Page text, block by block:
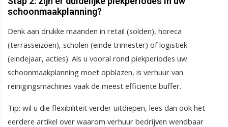
schoonmaakplanning?
Denk aan drukke maanden in retail (solden), horeca
(terrasseizoen), scholen (einde trimester) of logistiek
(eindejaar, acties). Als u vooral rond piekperiodes uw
schoonmaakplanning moet opblazen, is verhuur van
reinigingsmachines vaak de meest efficiënte buffer.
Tip: wil u die flexibiliteit verder uitdiepen, lees dan ook het
eerdere artikel over waarom verhuur bedrijven wendbaar